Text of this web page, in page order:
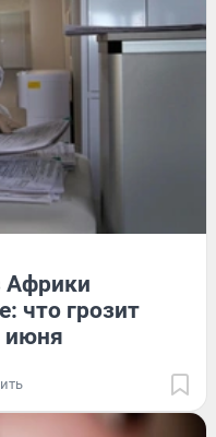
Африки
что грозит
июня